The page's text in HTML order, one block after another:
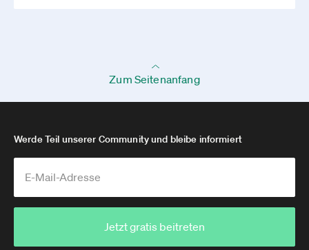
Zum Seitenanfang
Werde Teil unserer Community und bleibe informiert
Jetzt gratis beitreten